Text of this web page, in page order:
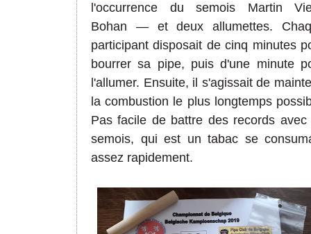
l'occurrence du semois Martin
Bohan —et deux allumettes.
participant disposait de cinq minutes
bourrer sa pipe, puis d'une minute
l'allumer. Ensuite, il s'agissait de
la combustion le plus longtemps
Pas facile de battre des records avec
semois, qui est un tabac se
assez rapidement.